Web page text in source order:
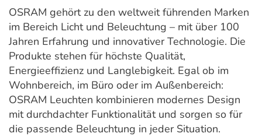
OSRAM gehört zu den weltweit führenden Marken
im Bereich Licht und Beleuchtung – mit über 100
Jahren Erfahrung und innovativer Technologie. Die
Produkte stehen für höchste Qualität,
Energieeffizienz und Langlebigkeit. Egal ob im
Wohnbereich, im Büro oder im Außenbereich:
OSRAM Leuchten kombinieren modernes Design
mit durchdachter Funktionalität und sorgen so für
die passende Beleuchtung in jeder Situation.